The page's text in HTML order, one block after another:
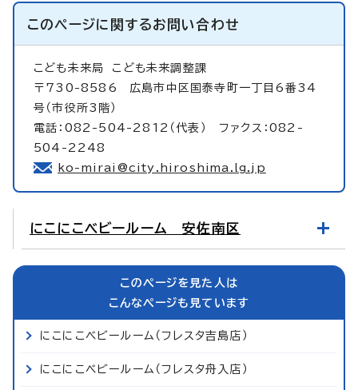
このページに関するお問い合わせ
こども未来局 こども未来調整課
〒730-8586 広島市中区国泰寺町一丁目6番34
号（市役所3階）
電話：082-504-2812（代表） ファクス：082-
504-2248
ko-mirai@city.hiroshima.lg.jp
にこにこベビールーム 安佐南区
このページを見た人は
こんなページも見ています
にこにこベビールーム（フレスタ吉島店）
にこにこベビールーム（フレスタ舟入店）